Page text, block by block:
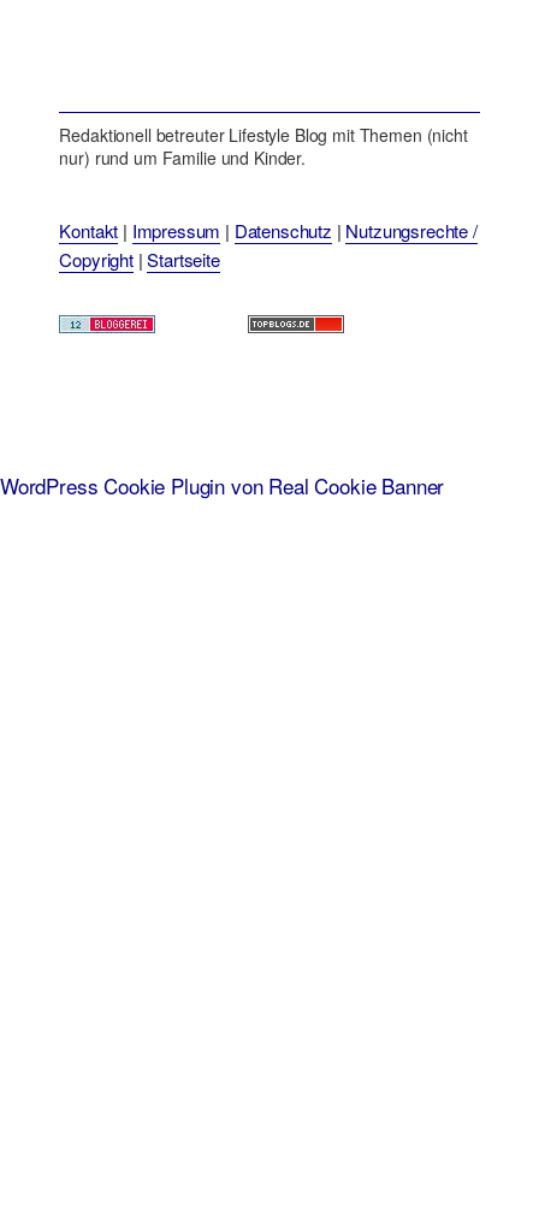
Redaktionell betreuter Lifestyle Blog mit Themen (nicht
nur) rund um Familie und Kinder.
Kontakt | Impressum | Datenschutz | Nutzungsrechte /
Copyright|Startseite
WordPress Cookie Plugin von Real Cookie Banner